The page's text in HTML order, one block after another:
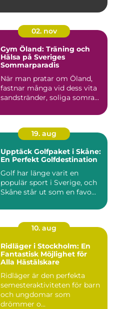
02. nov
Gym Öland: Träning och
Hälsa på Sveriges
Sommarparadis
När man pratar om Öland,
fastnar många vid dess vita
sandstränder, soliga somra...
19. aug
Upptäck Golfpaket i Skåne:
En Perfekt Golfdestination
Golf har länge varit en
populär sport i Sverige, och
Skåne står ut som en favo...
10. aug
Ridläger i Stockholm: En
Fantastisk Möjlighet för
Alla Hästälskare
Ridläger är den perfekta
semesteraktiviteten för barn
och ungdomar som
drömmer o...